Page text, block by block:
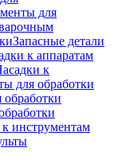
для
Запасные детали
к аппаратам
к
для обработки
инструментам